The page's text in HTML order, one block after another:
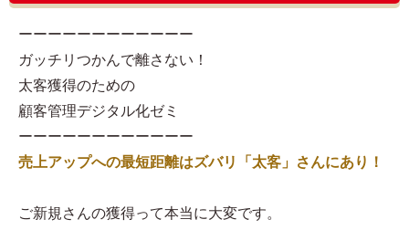
ーーーーーーーーーーーー
ガッチリつかんで離さない！
太客獲得のための
顧客管理デジタル化ゼミ
ーーーーーーーーーーーー
売上アップへの最短距離はズバリ「太客」さんにあり！
ご新規さんの獲得って本当に大変です。